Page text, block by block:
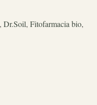
, Dr.Soil, Fitofarmacia bio,